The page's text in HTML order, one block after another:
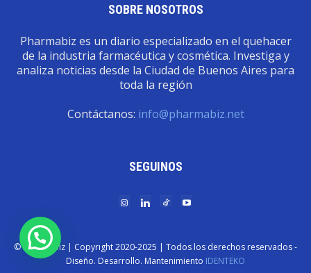
SOBRE NOSOTROS
Pharmabiz es un diario especializado en el quehacer
de la industria farmacéutica y cosmética. Investiga y
analiza noticias desde la Ciudad de Buenos Aires para
toda la región
Contáctanos: info@pharmabiz.net
SEGUINOS
© Pharmabiz | Copyrıght 2020-2025 | Todos los derechos reservados -
Diseño. Desarrollo. Mantenimiento IDENTËKO